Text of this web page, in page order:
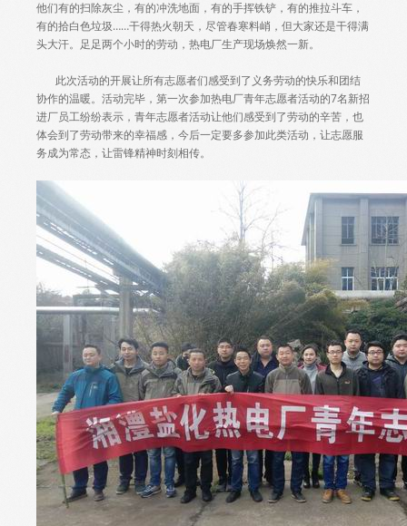
他们有的扫除灰尘，有的冲洗地面，有的手挥铁铲，有的推拉斗车，
有的拾白色垃圾……干得热火朝天，尽管春寒料峭，但大家还是干得满
头大汗。足足两个小时的劳动，热电厂生产现场焕然一新。
此次活动的开展让所有志愿者们感受到了义务劳动的快乐和团结
协作的温暖。活动完毕，第一次参加热电厂青年志愿者活动的7名新招
进厂员工纷纷表示，青年志愿者活动让他们感受到了劳动的辛苦，也
体会到了劳动带来的幸福感，今后一定要多参加此类活动，让志愿服
务成为常态，让雷锋精神时刻相传。